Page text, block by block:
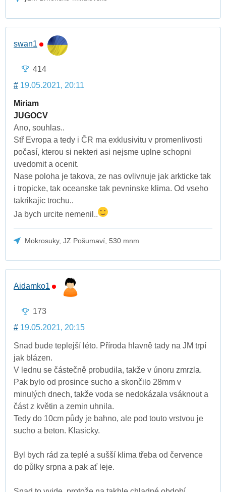
swan1
414
# 19.05.2021, 20:11
Miriam
JUGOCV
Ano, souhlas..
Stř Evropa a tedy i ČR ma exklusivitu v promenlivosti
počasí, kterou si nekteri asi nejsme uplne schopni
uvedomit a ocenit.
Nase poloha je takova, ze nas ovlivnuje jak arkticke tak
i tropicke, tak oceanske tak pevninske klima. Od vseho
takrikajic trochu..
Ja bych urcite nemenil..
Mokrosuky, JZ Pošumaví, 530 mnm
Aidamko1
173
# 19.05.2021, 20:15
Snad bude teplejší léto. Příroda hlavně tady na JM trpí
jak blázen.
V lednu se částečně probudila, takže v únoru zmrzla.
Pak bylo od prosince sucho a skončilo 28mm v
minulých dnech, takže voda se nedokázala vsáknout a
část z květin a zemin uhnila.
Tedy do 10cm půdy je bahno, ale pod touto vrstvou je
sucho a beton. Klasicky.
Byl bych rád za teplé a sušší klima třeba od července
do půlky srpna a pak ať leje.